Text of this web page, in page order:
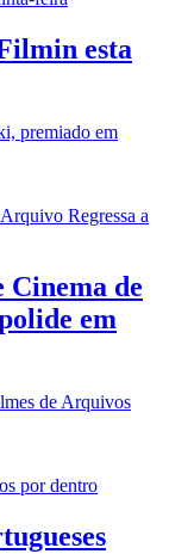
esta
premiado em
Cinema de
em
de Arquivos